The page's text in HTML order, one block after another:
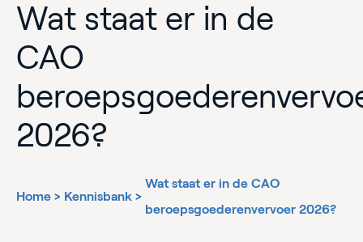
Wat staat er in de
CAO
2026?
Home > Kennisbank >
Wat staat er in de CAO
beroepsgoederenvervoer 2026?